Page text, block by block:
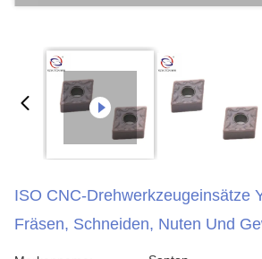
ISO CNC-Drehwerkzeugeinsätze
Fräsen, Schneiden, Nuten Und